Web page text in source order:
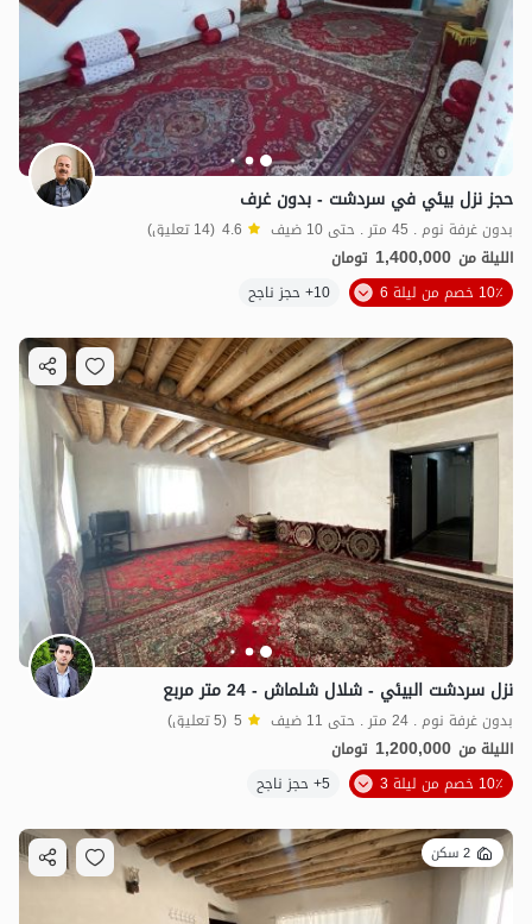
حجز نزل بيئي في سردشت - بدون غرف
بدون غرفة نوم . 45 متر . حتى 10 ضيف 4.6 (14 تعليق)
الليلة من 1,400,000 تومان
10٪ خصم من ليلة 6
10+ حجز ناجح
نزل سردشت البيئي - شلال شلماش - 24 متر مربع
بدون غرفة نوم . 24 متر . حتى 11 ضيف 5 (5 تعليق)
الليلة من 1,200,000 تومان
10٪ خصم من ليلة 3
5+ حجز ناجح
2 سكن